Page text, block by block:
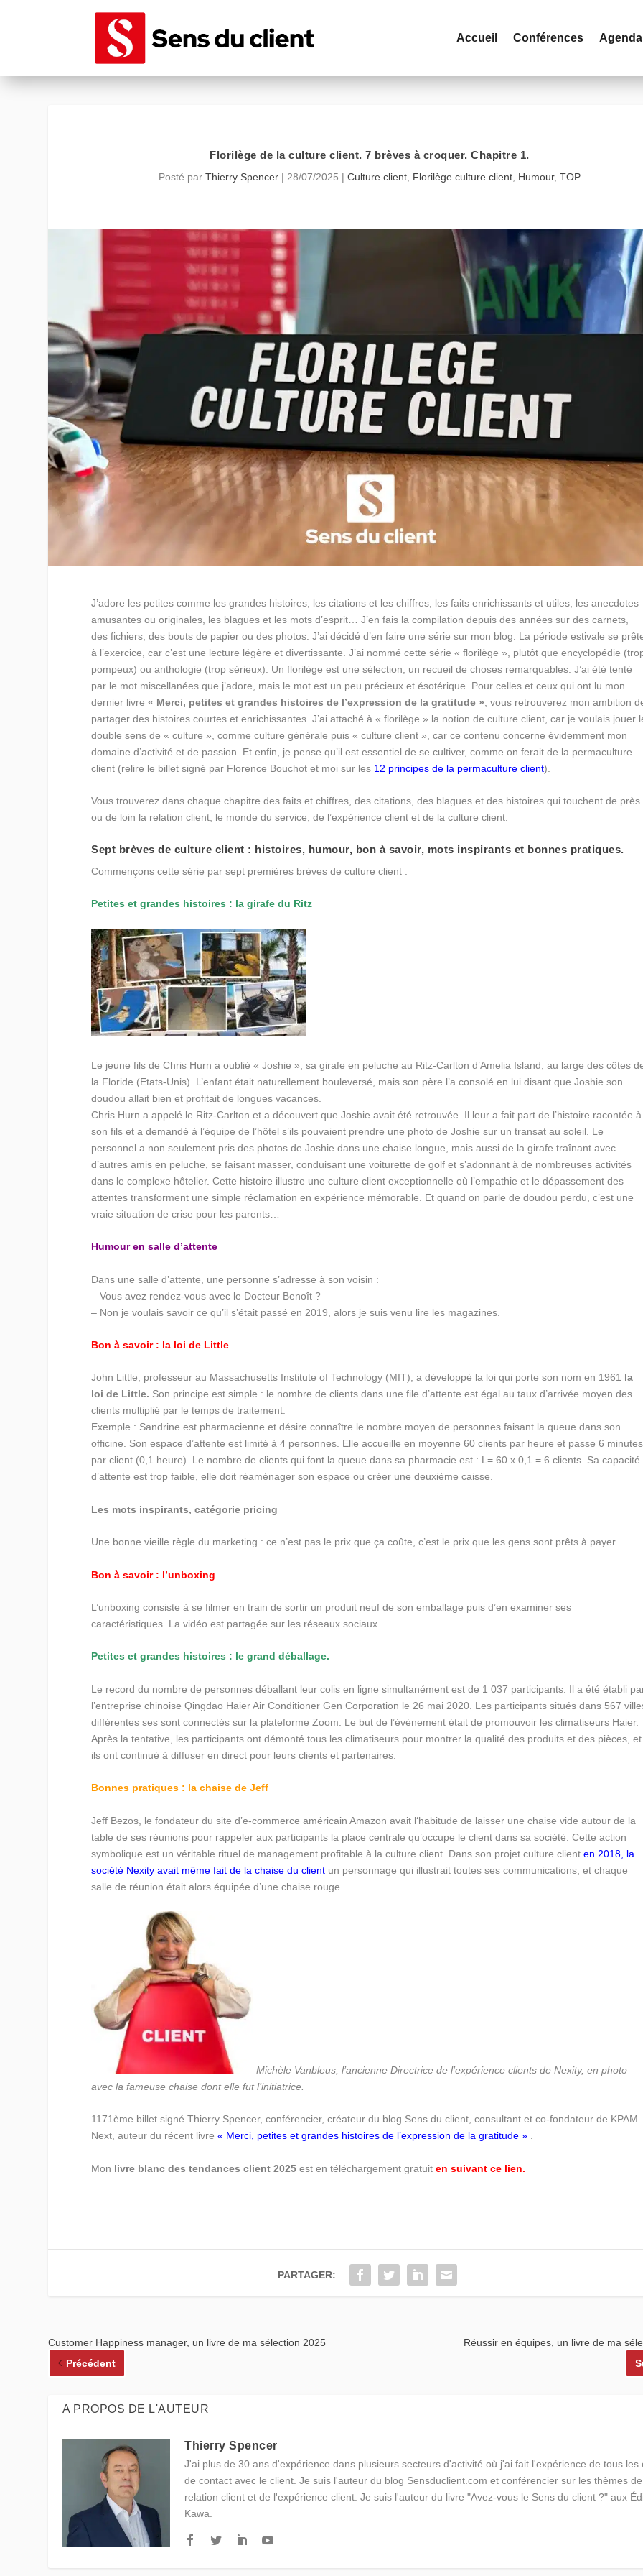
Accueil Conférences Agenda
Florilège de la culture client. 7 brèves à croquer. Chapitre 1.
Posté par Thierry Spencer| 28/07/2025 | Culture client, Florilège culture client, Humour, TOP
J’adore les petites comme les grandes histoires, les citations et les chiffres, les faits enrichissants et utiles, les anecdotes
amusantes ou originales, les blagues et les mots d’esprit… J’en fais la compilation depuis des années sur des carnets,
des fichiers, des bouts de papier ou des photos. J’ai décidé d’en faire une série sur mon blog. La période estivale se
à l’exercice, car c’est une lecture légère et divertissante. J’ai nommé cette série « florilège », plutôt que encyclopédie
pompeux) ou anthologie (trop sérieux). Un florilège est une sélection, un recueil de choses remarquables. J’ai été tenté
par le mot miscellanées que j’adore, mais le mot est un peu précieux et ésotérique. Pour celles et ceux qui ont lu mon
dernier livre« Merci, petites et grandes histoires de l’expression de la gratitude » , vous retrouverez mon ambition
partager des histoires courtes et enrichissantes. J’ai attaché à « florilège » la notion de culture client, car je voulais jouer
double sens de « culture », comme culture générale puis « culture client », car ce contenu concerne évidemment mon
domaine d’activité et de passion. Et enfin, je pense qu’il est essentiel de se cultiver, comme on ferait de la permaculture
client (relire le billet signé par Florence Bouchot et moi sur les 12 principes de la permaculture client).
Vous trouverez dans chaque chapitre des faits et chiffres, des citations, des blagues et des histoires qui touchent de près
ou de loin la relation client, le monde du service, de l’expérience client et de la culture client.
Sept brèves de culture client : histoires, humour, bon à savoir, mots inspirants et bonnes pratiques.
Commençons cette série par sept premières brèves de culture client :
Petites et grandes histoires : la girafe du Ritz
Le jeune fils de Chris Hurn a oublié « Joshie », sa girafe en peluche au Ritz-Carlton d’Amelia Island, au large des côtes
la Floride (Etats-Unis). L’enfant était naturellement bouleversé, mais son père l’a consolé en lui disant que Joshie son
doudou allait bien et profitait de longues vacances.
Chris Hurn a appelé le Ritz-Carlton et a découvert que Joshie avait été retrouvée. Il leur a fait part de l’histoire racontée à
son fils et a demandé à l’équipe de l’hôtel s’ils pouvaient prendre une photo de Joshie sur un transat au soleil. Le
personnel a non seulement pris des photos de Joshie dans une chaise longue, mais aussi de la girafe traînant avec
d’autres amis en peluche, se faisant masser, conduisant une voiturette de golf et s’adonnant à de nombreuses activités
dans le complexe hôtelier. Cette histoire illustre une culture client exceptionnelle où l’empathie et le dépassement des
attentes transforment une simple réclamation en expérience mémorable. Et quand on parle de doudou perdu, c’est une
vraie situation de crise pour les parents…
Humour en salle d’attente
Dans une salle d’attente, une personne s’adresse à son voisin :
– Vous avez rendez-vous avec le Docteur Benoît ?
– Non je voulais savoir ce qu’il s’était passé en 2019, alors je suis venu lire les magazines.
Bon à savoir : la loi de Little
John Little, professeur au Massachusetts Institute of Technology (MIT), a développé la loi qui porte son nom en 1961 la
loi de Little. Son principe est simple : le nombre de clients dans une file d’attente est égal au taux d’arrivée moyen des
clients multiplié par le temps de traitement.
Exemple : Sandrine est pharmacienne et désire connaître le nombre moyen de personnes faisant la queue dans son
officine. Son espace d’attente est limité à 4 personnes. Elle accueille en moyenne 60 clients par heure et passe 6 minutes
par client (0,1 heure). Le nombre de clients qui font la queue dans sa pharmacie est : L= 60 x 0,1 = 6 clients. Sa capacité
d’attente est trop faible, elle doit réaménager son espace ou créer une deuxième caisse.
Les mots inspirants, catégorie pricing
Une bonne vieille règle du marketing : ce n’est pas le prix que ça coûte, c’est le prix que les gens sont prêts à payer.
Bon à savoir : l’unboxing
L’unboxing consiste à se filmer en train de sortir un produit neuf de son emballage puis d’en examiner ses
caractéristiques. La vidéo est partagée sur les réseaux sociaux.
Petites et grandes histoires : le grand déballage.
Le record du nombre de personnes déballant leur colis en ligne simultanément est de 1 037 participants. Il a été établi
l’entreprise chinoise Qingdao Haier Air Conditioner Gen Corporation le 26 mai 2020. Les participants situés dans 567
différentes ses sont connectés sur la plateforme Zoom. Le but de l’événement était de promouvoir les climatiseurs Haier.
Après la tentative, les participants ont démonté tous les climatiseurs pour montrer la qualité des produits et des pièces, et
ils ont continué à diffuser en direct pour leurs clients et partenaires.
Bonnes pratiques : la chaise de Jeff
Jeff Bezos, le fondateur du site d’e-commerce américain Amazon avait l‘habitude de laisser une chaise vide autour de la
table de ses réunions pour rappeler aux participants la place centrale qu’occupe le client dans sa société. Cette action
symbolique est un véritable rituel de management profitable à la culture client. Dans son projet culture clienten 2018, la
société Nexity avait même fait de la chaise du client un personnage qui illustrait toutes ses communications, et chaque
salle de réunion était alors équipée d’une chaise rouge.
Michèle Vanbleus, l’ancienne Directrice de l’expérience clients de Nexity, en photo
avec la fameuse chaise dont elle fut l’initiatrice.
1171ème billet signé Thierry Spencer, conférencier, créateur du blog Sens du client, consultant et co-fondateur de KPAM
Next, auteur du récent livre« Merci, petites et grandes histoires de l’expression de la gratitude » .
Mon livre blanc des tendances client 2025 est en téléchargement gratuiten suivant ce lien.
PARTAGER:
Customer Happiness manager, un livre de ma sélection 2025
Précédent
Réussir en équipes, un livre de ma
A PROPOS DE L'AUTEUR
Thierry Spencer
J'ai plus de 30 ans d'expérience dans plusieurs secteurs d'activité où j'ai fait l'expérience de tous les
de contact avec le client. Je suis l'auteur du blog Sensduclient.com et conférencier sur les thèmes
relation client et de l'expérience client. Je suis l'auteur du livre "Avez-vous le Sens du client ?" aux
Kawa.